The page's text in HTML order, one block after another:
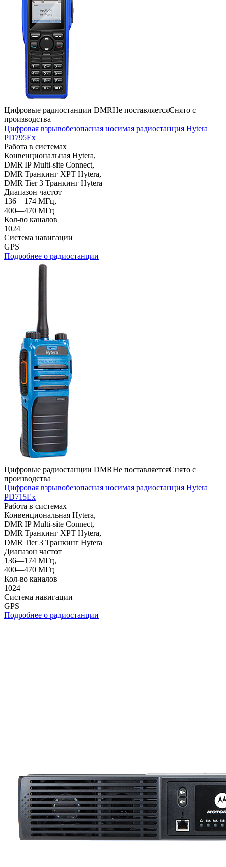
Цифровые радиостанции DMRНе поставляетсяСнято с
производства
Цифровая взрывобезопасная носимая радиостанция Hytera
PD795Ex
Работа в системах
Конвенциональная Hytera,
DMR IP Multi-site Connect,
DMR Транкинг XPT Hytera,
DMR Tier 3 Транкинг Hytera
Диапазон частот
136—174 МГц,
400—470 МГц
Кол-во каналов
1024
Система навигации
GPS
Подробнее о радиостанции
Цифровые радиостанции DMRНе поставляетсяСнято с
производства
Цифровая взрывобезопасная носимая радиостанция Hytera
PD715Ex
Работа в системах
Конвенциональная Hytera,
DMR IP Multi-site Connect,
DMR Транкинг XPT Hytera,
DMR Tier 3 Транкинг Hytera
Диапазон частот
136—174 МГц,
400—470 МГц
Кол-во каналов
1024
Система навигации
GPS
Подробнее о радиостанции